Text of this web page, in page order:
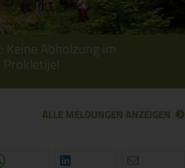
Keine Abholzung im
ALLE MELDUNGEN ANZEIGEN